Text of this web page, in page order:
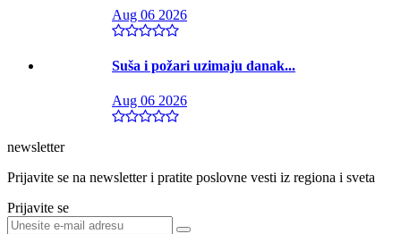
Aug 06 2026
Suša i požari uzimaju danak...
Aug 06 2026
newsletter
Prijavite se na newsletter i pratite poslovne vesti iz regiona i sveta
Prijavite se